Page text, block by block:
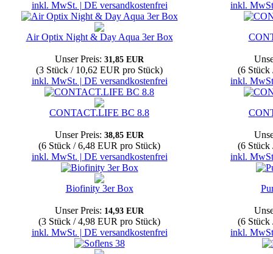
inkl. MwSt. | DE versandkostenfrei
inkl.
Air Optix Night & Day Aqua 3er Box
Unser Preis: 31,85 EUR
(3 Stück / 10,62 EUR pro Stück)
inkl. MwSt. | DE versandkostenfrei
(6 Stück
inkl.
CONTACT.LIFE BC 8.8
Unser Preis: 38,85 EUR
(6 Stück / 6,48 EUR pro Stück)
inkl. MwSt. | DE versandkostenfrei
(6 Stück
inkl.
Biofinity 3er Box
Unser Preis: 14,93 EUR
(3 Stück / 4,98 EUR pro Stück)
inkl. MwSt. | DE versandkostenfrei
(6 Stück
inkl.